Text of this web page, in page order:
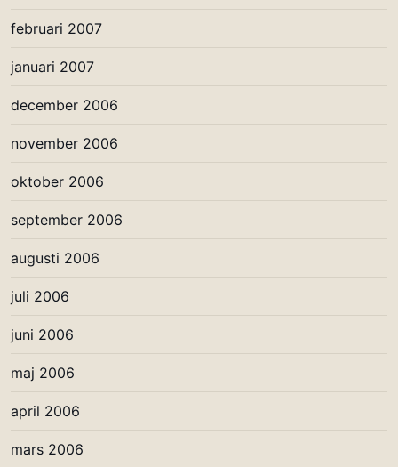
februari 2007
januari 2007
december 2006
november 2006
oktober 2006
september 2006
augusti 2006
juli 2006
juni 2006
maj 2006
april 2006
mars 2006